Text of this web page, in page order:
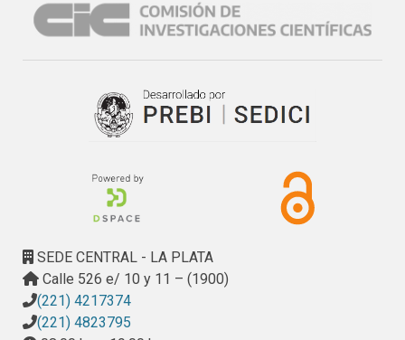
SEDE CENTRAL - LA PLATA
Calle 526 e/ 10 y 11 – (1900)
(221) 4217374
(221) 4823795